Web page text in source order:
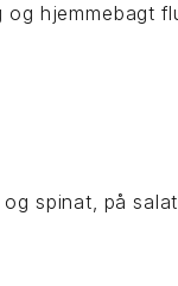
og hjemmebagt
spinat, på